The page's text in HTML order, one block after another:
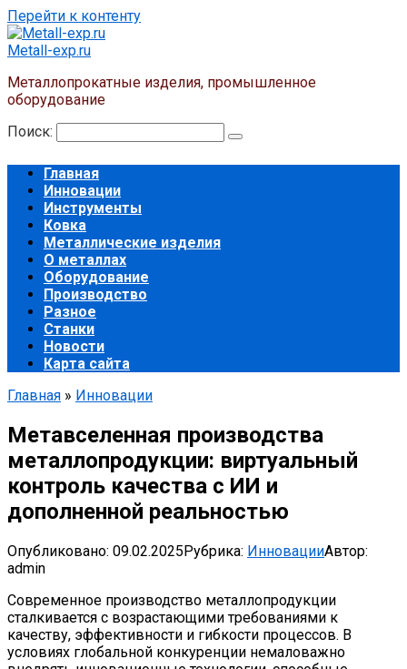
Перейти к контенту
Metall-exp.ru
Металлопрокатные изделия, промышленное
оборудование
Поиск:
Главная
Инновации
Инструменты
Ковка
Металлические изделия
О металлах
Оборудование
Производство
Разное
Станки
Новости
Карта сайта
Главная » Инновации
Метавселенная производства
металлопродукции: виртуальный
контроль качества с ИИ и
дополненной реальностью
Опубликовано: 09.02.2025Рубрика: ИнновацииАвтор:
admin
Современное производство металлопродукции
сталкивается с возрастающими требованиями к
качеству, эффективности и гибкости процессов. В
условиях глобальной конкуренции немаловажно